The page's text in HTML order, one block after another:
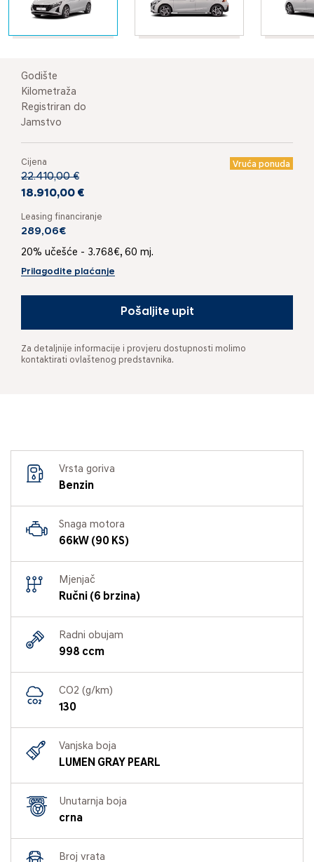
Godište
Kilometraža
Registriran do
Jamstvo
Cijena Vruća ponuda
22.410,00 €
18.910,00 €
Leasing financiranje
289,06€
20% učešće - 3.768€, 60 mj.
Prilagodite plaćanje
Pošaljite upit
Za detaljnije informacije i provjeru dostupnosti molimo
kontaktirati ovlaštenog predstavnika.
Vrsta goriva
Benzin
Snaga motora
66kW (90 KS)
Mjenjač
Ručni (6 brzina)
Radni obujam
998 ccm
CO2 (g/km)
130
Vanjska boja
LUMEN GRAY PEARL
Unutarnja boja
crna
Broj vrata